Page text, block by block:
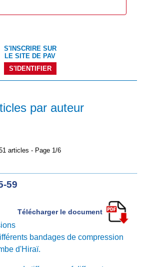
S'INSCRIRE SUR
LE SITE DE PAV
S'IDENTIFIER
par auteur
articles - Page 1/6
59
Télécharger le document
bandages de compression
d'Hiraï.